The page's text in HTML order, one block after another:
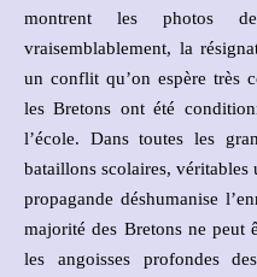
montrent les photos
vraisemblablement, la
un conflit qu’on espère très
les Bretons ont été
l’école. Dans toutes les
bataillons scolaires, véritables
propagande déshumanise
majorité des Bretons ne peut
les angoisses profondes